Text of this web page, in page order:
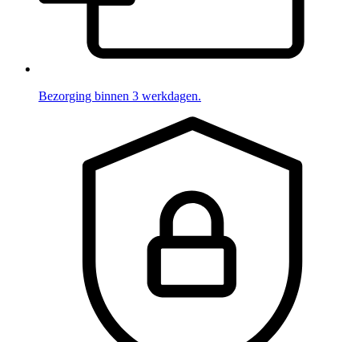
Bezorging binnen 3 werkdagen.